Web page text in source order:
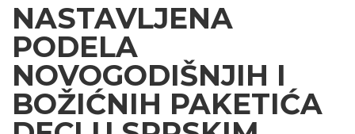
NASTAVLJENA
PODELA
NOVOGODIŠNJIH I
BOŽIĆNIH PAKETIĆA